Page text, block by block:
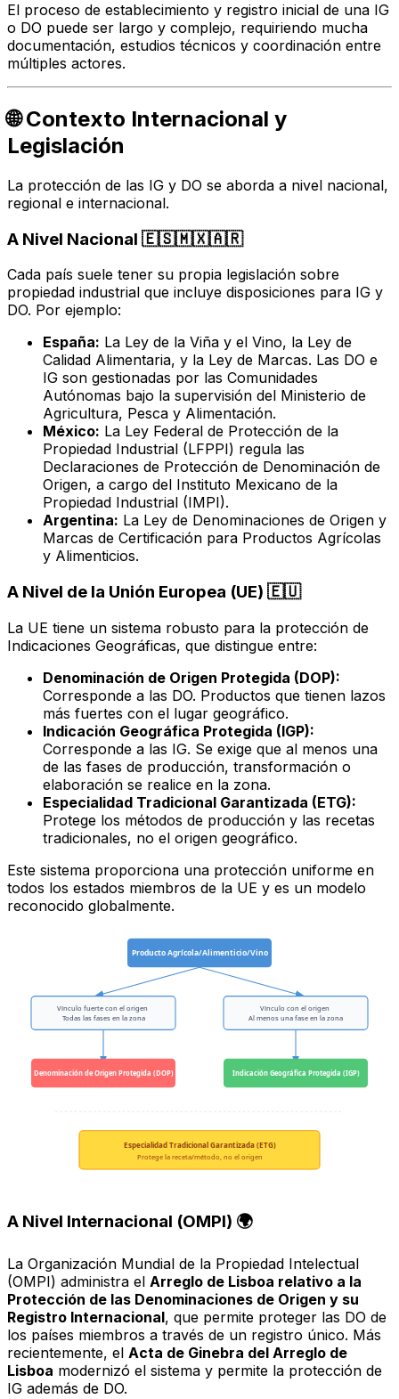
El proceso de establecimiento y registro inicial de una IG
o DO puede ser largo y complejo, requiriendo mucha
documentación, estudios técnicos y coordinación entre
múltiples actores.
🌐 Contexto Internacional y
Legislación
La protección de las IG y DO se aborda a nivel nacional,
regional e internacional.
A Nivel Nacional 🇪🇸🇲🇽🇦🇷
Cada país suele tener su propia legislación sobre
propiedad industrial que incluye disposiciones para IG y
DO. Por ejemplo:
España: La Ley de la Viña y el Vino, la Ley de
Calidad Alimentaria, y la Ley de Marcas. Las DO e
IG son gestionadas por las Comunidades
Autónomas bajo la supervisión del Ministerio de
Agricultura, Pesca y Alimentación.
México: La Ley Federal de Protección de la
Propiedad Industrial (LFPPI) regula las
Declaraciones de Protección de Denominación de
Origen, a cargo del Instituto Mexicano de la
Propiedad Industrial (IMPI).
Argentina: La Ley de Denominaciones de Origen y
Marcas de Certificación para Productos Agrícolas
y Alimenticios.
A Nivel de la Unión Europea (UE) 🇪🇺
La UE tiene un sistema robusto para la protección de
Indicaciones Geográficas, que distingue entre:
Denominación de Origen Protegida (DOP):
Corresponde a las DO. Productos que tienen lazos
más fuertes con el lugar geográfico.
Indicación Geográfica Protegida (IGP):
Corresponde a las IG. Se exige que al menos una
de las fases de producción, transformación o
elaboración se realice en la zona.
Especialidad Tradicional Garantizada (ETG):
Protege los métodos de producción y las recetas
tradicionales, no el origen geográfico.
Este sistema proporciona una protección uniforme en
todos los estados miembros de la UE y es un modelo
reconocido globalmente.
Producto Agrícola/Alimenticio/Vino
Vínculo fuerte con el origen
Todas las fases en la zona
Vínculo con el origen
Al menos una fase en la zona
Denominación de Origen Protegida (DOP) Indicación Geográfica Protegida (IGP)
Especialidad Tradicional Garantizada (ETG)
Protege la receta/método, no el origen
A Nivel Internacional (OMPI) 🌍
La Organización Mundial de la Propiedad Intelectual
(OMPI) administra el Arreglo de Lisboa relativo a la
Protección de las Denominaciones de Origen y su
Registro Internacional, que permite proteger las DO de
los países miembros a través de un registro único. Más
recientemente, el Acta de Ginebra del Arreglo de
Lisboa modernizó el sistema y permite la protección de
IG además de DO.